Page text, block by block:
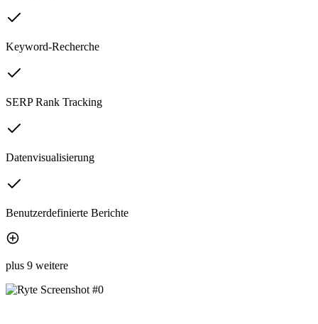
Keyword-Recherche
SERP Rank Tracking
Datenvisualisierung
Benutzerdefinierte Berichte
plus 9 weitere